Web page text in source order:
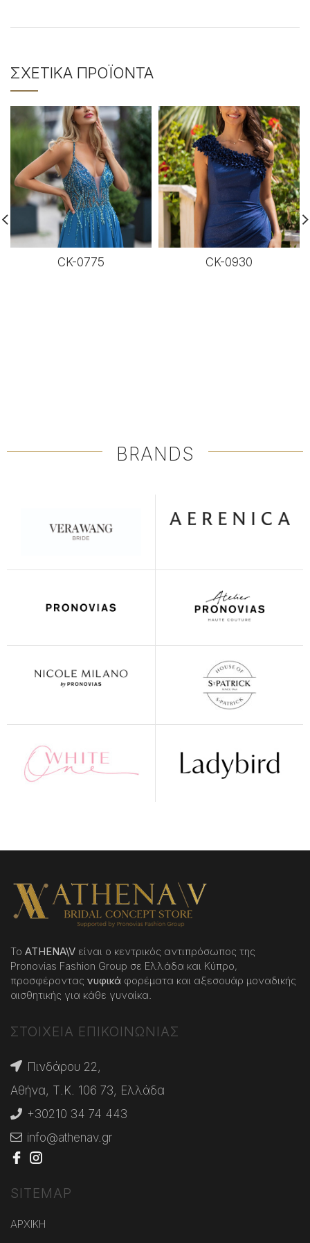
ΣΧΕΤΙΚΆ ΠΡΟΪΌΝΤΑ
CK-0775 CK-0930
BRANDS
Το ATHENA\V είναι ο κεντρικός αντιπρόσωπος της
Pronovias Fashion Group σε Ελλάδα και Κύπρο,
προσφέροντας νυφικά φορέματα και αξεσουάρ μοναδικής
αισθητικής για κάθε γυναίκα.
ΣΤΟΙΧΕΙΑ ΕΠΙΚΟΙΝΩΝΙΑΣ
Πινδάρου 22,
Αθήνα, Τ.Κ. 106 73, Ελλάδα
+30210 34 74 443
info@athenav.gr
SITEMAP
ΑΡΧΙΚΗ